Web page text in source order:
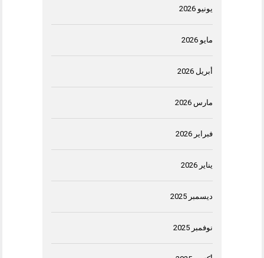
يونيو 2026
مايو 2026
أبريل 2026
مارس 2026
فبراير 2026
يناير 2026
ديسمبر 2025
نوفمبر 2025